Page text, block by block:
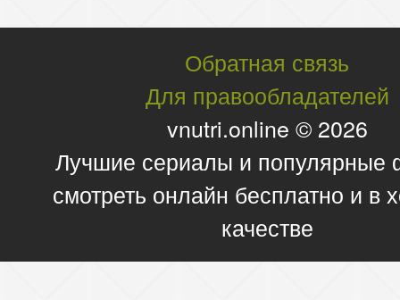
Обратная связь
Для правообладателей
vnutri.online © 2026
Лучшие сериалы и
смотреть онлайн бесплатно и в
качестве